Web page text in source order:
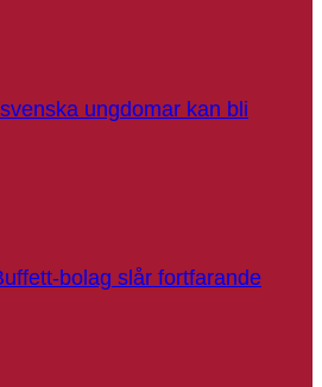
ungdomar kan bli
bolag slår fortfarande